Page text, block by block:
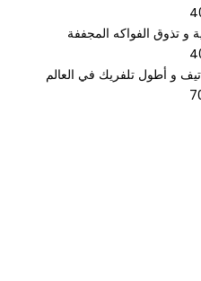
و تذوق الفواكه المجففة
و أطول تلفريك في العالم